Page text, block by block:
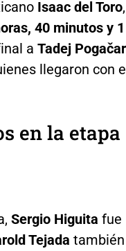
Isaac del Toro,
40 minutos y 1
a Tadej Pogačar
llegaron con
en la etapa
Sergio Higuita fue
Tejada también